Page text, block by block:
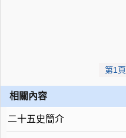
第1頁
相關內容
二十五史簡介